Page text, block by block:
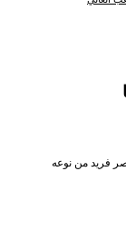
فريد من نوعه